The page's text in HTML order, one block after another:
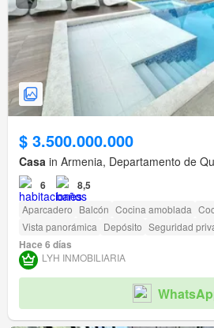
$ 3.500.000.000
Casa in Armenia, Departamento de
6 8,5
Aparcadero Balcón Cocina amoblada
Vista panorámica Depósito Seguridad
Hace 6 días
LYH INMOBILIARIA